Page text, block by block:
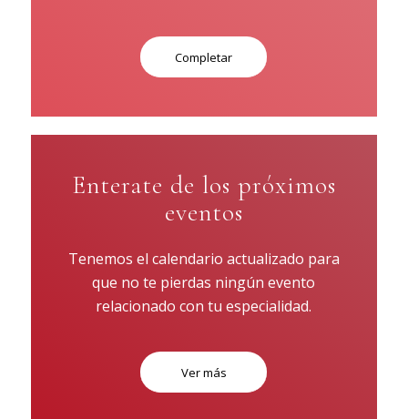
Completar
Enterate de los próximos
eventos
Tenemos el calendario actualizado para
que no te pierdas ningún evento
relacionado con tu especialidad.
Ver más